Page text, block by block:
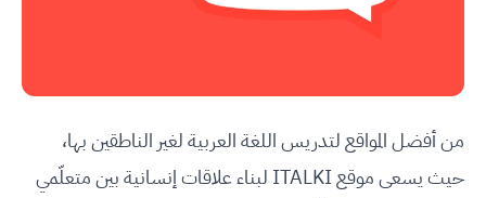
من أفضل المواقع لتدريس اللغة العربية لغير الناطقين بها،
حيث يسعى موقع ITALKI لبناء علاقات إنسانية بين متعلّمي